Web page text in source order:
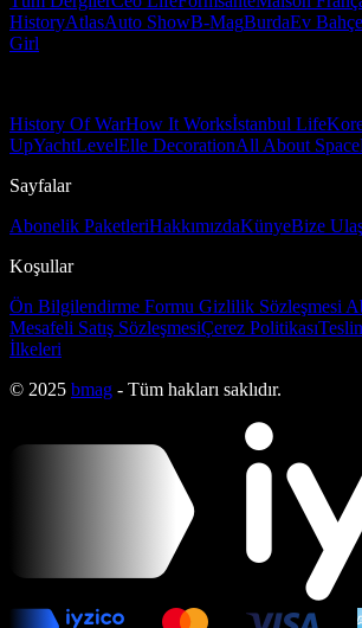
HistoryAtlasAuto ShowB-MagBurdaEv Bahçe
Girl
History Of WarHow It Worksİstanbul Life
UpYachtLevelElle DecorationAll About Space
Sayfalar
Abonelik PaketleriHakkımızdaKünyeBize
Koşullar
Ön Bilgilendirme Formu Gizlilik Sözleşmesi
Mesafeli Satış SözleşmesiÇerez Politikası
İlkeleri
© 2025 bmag - Tüm hakları saklıdır.